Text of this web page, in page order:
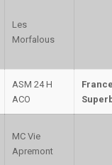
Les
Morfalous
ASM 24 H
ACO
MC Vie
Apremont